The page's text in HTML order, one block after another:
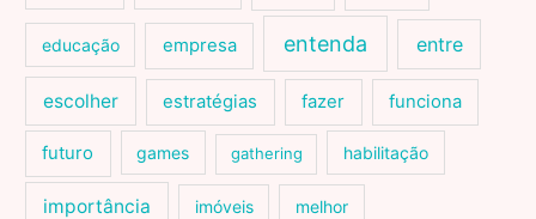
educação empresa entenda entre
escolher estratégias fazer funciona
futuro games gathering habilitação
importância imóveis melhor